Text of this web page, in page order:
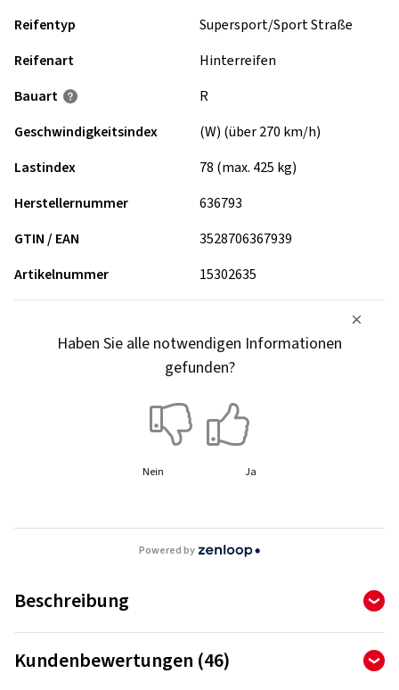
Reifentyp
Supersport/Sport Straße
Reifenart
Hinterreifen
Bauart
R
Geschwindigkeits­index
(W) (über 270 km/h)
Lastindex
78 (max. 425 kg)
Herstellernummer
636793
GTIN / EAN
3528706367939
Artikelnummer
15302635
Haben Sie alle notwendigen Informationen
gefunden?
Nein Ja
Powered by
Beschreibung
Kundenbewertungen (46)